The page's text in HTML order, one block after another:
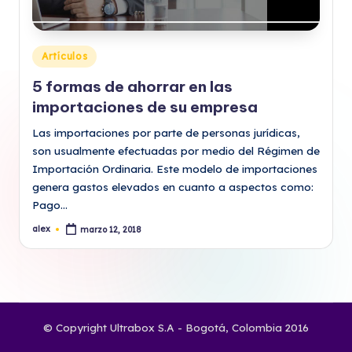
Publicado
en
Artículos
5 formas de ahorrar en las
importaciones de su empresa
Las importaciones por parte de personas jurídicas,
son usualmente efectuadas por medio del Régimen de
Importación Ordinaria. Este modelo de importaciones
genera gastos elevados en cuanto a aspectos como:
Pago…
Publicado
alex marzo 12, 2018
© Copyright Ultrabox S.A - Bogotá, Colombia 2016